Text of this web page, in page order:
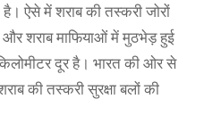
ऐसे में शराब की तस्करी जोरों
शराब माफियाओं में मुठभेड़ हुई
दूर है। भारत की ओर से
की तस्करी सुरक्षा बलों की